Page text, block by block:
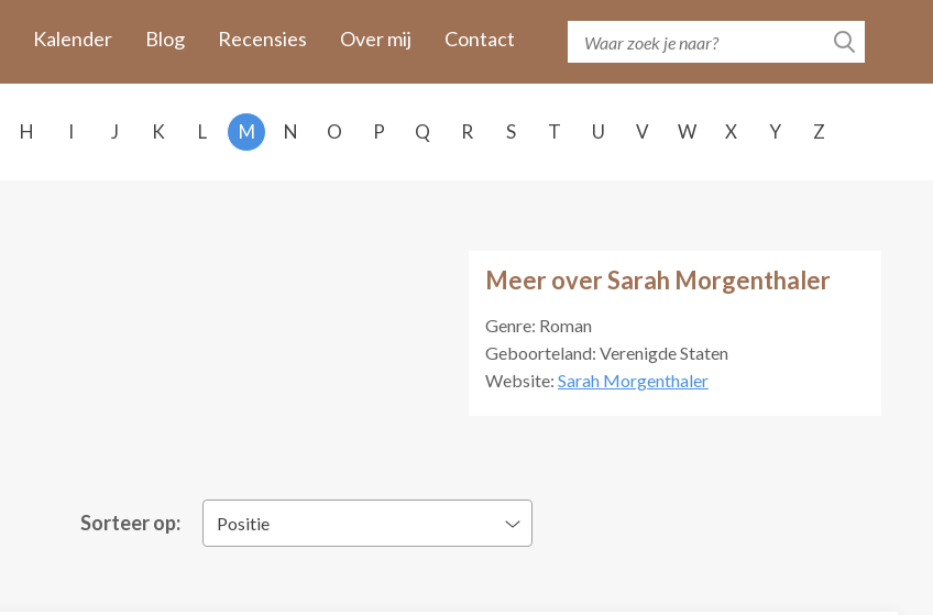
Kalender Blog Recensies Over mij Contact
H I J K L M N O P Q R S T U V W X Y Z
Meer over Sarah Morgenthaler
Genre: Roman
Geboorteland: Verenigde Staten
Website: Sarah Morgenthaler
Sorteer op: Positie